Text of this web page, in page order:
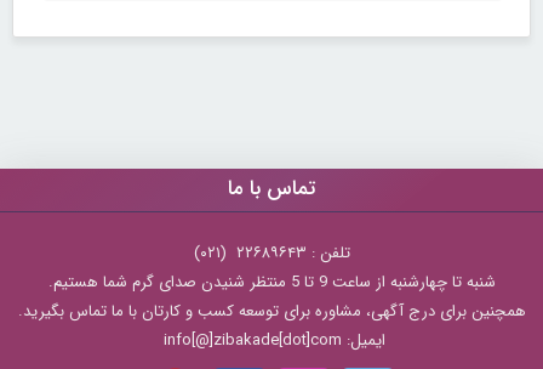
تماس با ما
تلفن : ۲۲۶۸۹۶۴۳ (۰۲۱)
شنبه تا چهارشنبه از ساعت 9 تا 5 منتظر شنیدن صدای گرم شما هستیم.
همچنین برای درج آگهی، مشاوره برای توسعه کسب و کارتان با ما تماس بگیرید.
ایمیل: info[@]zibakade[dot]com